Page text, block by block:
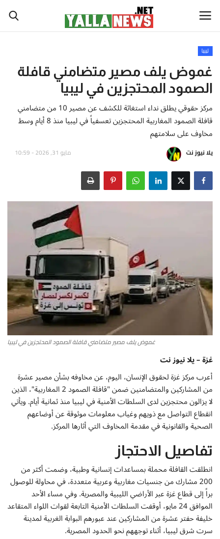
أخبار العالم
أخبار الوطن العربي
سياسة واقتصاد
رياضة
تكنولوجيا وعلوم
سياحة وسفر
منوعات عامة
جاليري الفن التشكيلي
سياسة الخصوصية
البنود والشروط
رئيس التحرير
إتصل بنا
ليبيا
غموض يلف مصير متضامني قافلة
الصمود المحتجزين في ليبيا
مركز حقوقي يطلق نداء استغاثة للكشف عن مصير 10 من متضامني
قافلة الصمود المغاربية المحتجزين تعسفياً في ليبيا منذ 8 أيام وسط
مخاوف على سلامتهم
يلا نيوز نت مايو 31, 2026 - 10:59
غموض يلف مصير متضامني قافلة الصمود المحتجزين في ليبيا
غزة – يلا نيوز نت
أعرب مركز غزة لحقوق الإنسان، اليوم، عن مخاوفه بشأن مصير عشرة
من المشاركين والمتضامنين ضمن "قافلة الصمود 2 المغاربية"، الذين
لا يزالون محتجزين لدى السلطات الأمنية في ليبيا منذ ثمانية أيام. ويأتي
انقطاع التواصل مع ذويهم وغياب معلومات موثوقة عن أوضاعهم
الصحية والقانونية في مقدمة المخاوف التي أثارها المركز.
تفاصيل الاحتجاز
انطلقت القافلة محملة بمساعدات إنسانية وطبية، وضمت أكثر من
200 مشارك من جنسيات مغاربية وعربية متعددة، في محاولة للوصول
براً إلى قطاع غزة عبر الأراضي الليبية والمصرية. وفي مساء الأحد
الموافق 24 مايو، أوقفت السلطات الأمنية التابعة لقوات اللواء المتقاعد
خليفة حفتر عشرة من المشاركين عند عبورهم البوابة الغربية لمدينة
سرت شرق ليبيا، أثناء توجههم نحو الحدود المصرية.